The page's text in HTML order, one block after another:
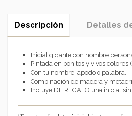
Descripción Detalles
Inicial gigante con nombre
Pintada en bonitos y vivos
Con tu nombre, apodo o palabra.
Combinación de madera y
Incluye DE REGALO una inicial